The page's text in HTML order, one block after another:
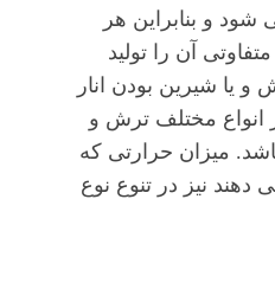
شود و بنابراین هر
آن را تولید
و یا شیرین بودن انار
انواع مختلف ترش و
میزان حرارتی که
دهند نیز در تنوع نوع